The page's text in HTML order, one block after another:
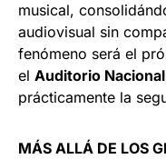
musical,
audiovisual sin
fenómeno será el
el Auditorio Nacional
prácticamente la
MÁS ALLÁ DE LOS